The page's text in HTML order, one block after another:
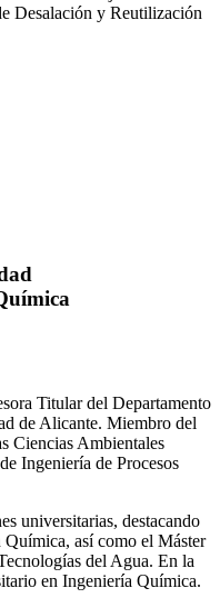
Desalación y Reutilización
Titular del Departamento
de Alicante. Miembro del
Ciencias Ambientales
Ingeniería de Procesos
universitarias, destacando
así como el Máster
del Agua. En la
en Ingeniería Química.